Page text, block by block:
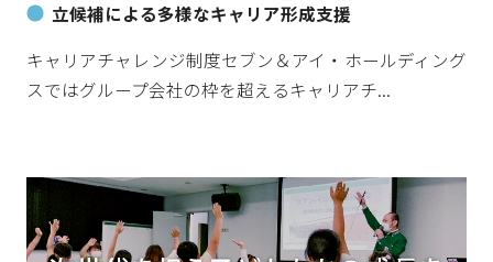
立候補による多様なキャリア形成支援
キャリアチャレンジ制度セブン＆アイ・ホールディング
スではグループ会社の枠を超えるキャリアチ...